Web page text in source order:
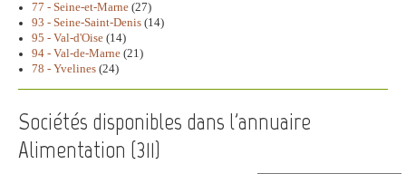
77 - Seine-et-Marne (27)
93 - Seine-Saint-Denis (14)
95 - Val-d'Oise (14)
94 - Val-de-Marne (21)
78 - Yvelines (24)
Sociétés disponibles dans l'annuaire
Alimentation (311)